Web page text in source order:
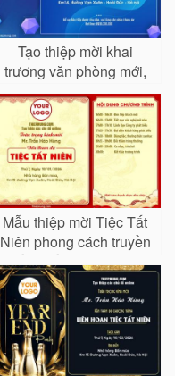
Tạo thiệp mời khai
trương văn phòng mới,
công ty chuyên nghiệp
nhất
Mẫu thiệp mời Tiệc Tất
Niên phong cách truyền
thống kết hợp hiện đại